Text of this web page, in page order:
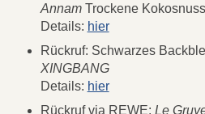
AnnamTrockene
Details: hier
Rückruf: Schwarzes
XINGBANG
Details: hier
Rückruf via REWE: Le